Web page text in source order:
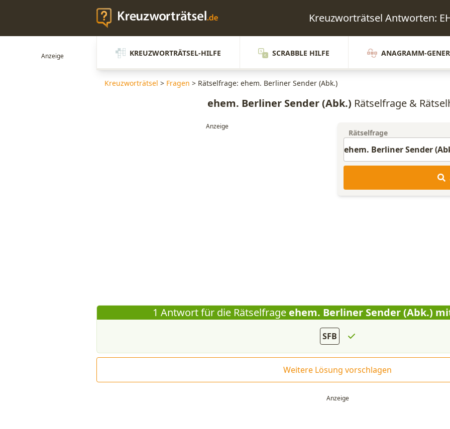
Kreuzworträtsel Antworten:
KREUZWORTRÄTSEL-HILFE SCRABBLE HILFE ANAGRAMM-
Kreuzworträtsel > Fragen > Rätselfrage: ehem. Berliner Sender (Abk.)
ehem. Berliner Sender (Abk.) Rätselfrage &
Rätselfrage
1 Antwort für die Rätselfrageehem. Berliner Sender (Abk.)
SFB
Weitere Lösung vorschlagen